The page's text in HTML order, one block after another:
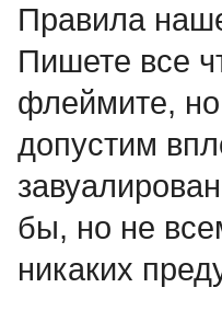
Правила
Пишете все
флеймите,
допустим
бы, но не
никаких